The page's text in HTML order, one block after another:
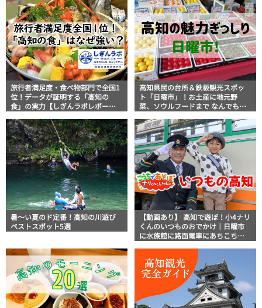
旅行者満足度・食べ物部門で全国1
位！データが証明する「高知の
食」の実力【しぎんラボレポー
高知県民の台所＆鉄板観光スポッ
ト「日曜市」！お土産に地元野
菜、ソウルフードまで なんでもそ
説！
暑～い夏のド定番！高知の川遊び
ベストスポット5選
【動画あり】 高知で遊ぼ！小4ナリ
くんのいつものおでかけ｜日曜市
に水族館に路面電車にあちこち巡